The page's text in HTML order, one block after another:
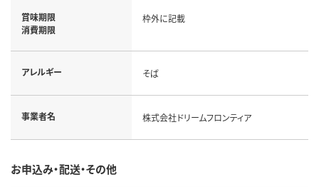
賞味期限
消費期限
枠外に記載
アレルギー そば
事業者名 株式会社ドリームフロンティア
お申込み・配送・その他